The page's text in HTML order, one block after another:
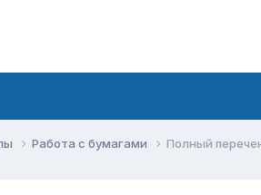
Работа с бумагами Полный